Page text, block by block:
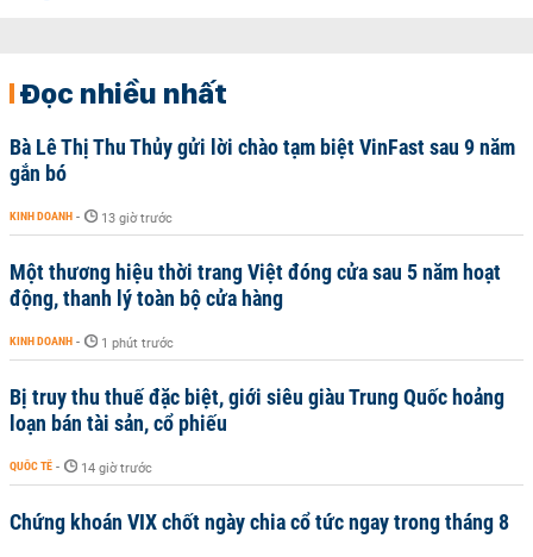
Đọc nhiều nhất
Bà Lê Thị Thu Thủy gửi lời chào tạm biệt VinFast sau 9 năm
gắn bó
KINH DOANH - 13 giờ trước
Một thương hiệu thời trang Việt đóng cửa sau 5 năm hoạt
động, thanh lý toàn bộ cửa hàng
KINH DOANH - 1 phút trước
Bị truy thu thuế đặc biệt, giới siêu giàu Trung Quốc hoảng
loạn bán tài sản, cổ phiếu
QUỐC TẾ - 14 giờ trước
Chứng khoán VIX chốt ngày chia cổ tức ngay trong tháng 8